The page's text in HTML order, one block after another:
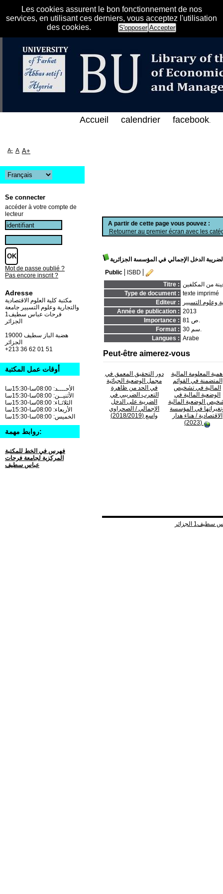
Les cookies assurent le bon fonctionnement de nos
services, en utilisant ces derniers, vous acceptez l'utilisation
des cookies.
S'opposer Accepter
على الخط المباشر لمكتبة كلية العلوم
A partir de cette page vous pouvez :
Retourner au premier écran avec les
لضريبة الدخل الإجمالي في المؤسسة الجزائرية
Public
ISBD
Titre : من المكلفين
Type de document : texte imprimé
Editeur :
وعلوم التسيير
Année de publication : 2013
Importance :
81 ص.
Format :
30 سم.
Langues : Arabe
Peut-être aimerez-vous
دور التحقيق المعمق في
مجمل الوضعية الجبائية
في الحد من ظاهرة
التعرب الضريبي في
الضريبة على الدخل
الإجمالي/ الصحراوي
واسع (2018/2019)
المعلومة المالية
المتضمنة في القوائم
المالية في تشخيص
الوضعية المالية في
الوضعية المالية
في المؤسسة
الاقتصادية/ هناء هدار
(2023)
Accueil calendrier facebook.
A- A A+
Se connecter
accéder à votre compte de
lecteur
Mot de passe oublié ?
Pas encore inscrit ?
Adresse
مكتبة كلية العلوم الاقتصادية
والتجارية وعلوم التسيير جامعة
فرحات عباس سطيف1
الجزائر
19000 هضبة الباز سطيف
+213 36 62 01 51
أوقات عمل المكتبة
الأحــــد: 08:00سا-15:30سا
الأثنيــن: 08:00سا-15:30سا
الثلاثـاء: 08:00سا-15:30سا
الأربعاء: 08:00سا-15:30سا
الخميس: 08:00سا-15:30سا
روابط مهمة:
فهرس في الخط للمكتبة
المركزية لجامعة فرحات
عباس سطيف